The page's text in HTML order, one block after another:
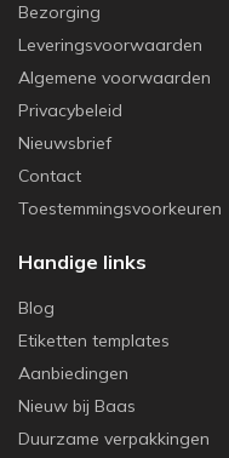
Bezorging
Leveringsvoorwaarden
Algemene voorwaarden
Privacybeleid
Nieuwsbrief
Contact
Toestemmingsvoorkeuren
Handige links
Blog
Etiketten templates
Aanbiedingen
Nieuw bij Baas
Duurzame verpakkingen